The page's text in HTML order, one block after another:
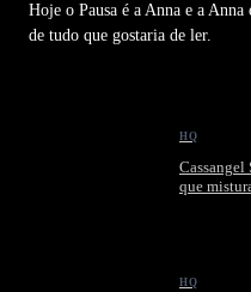
Hoje o Pausa é a Anna e a
de tudo que gostaria de ler.
HQ
Cassangel
que
HQ